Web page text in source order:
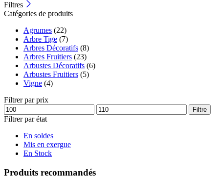
Filtres
Catégories de produits
Agrumes (22)
Arbre Tige (7)
Arbres Décoratifs (8)
Arbres Fruitiers (23)
Arbustes Décoratifs (6)
Arbustes Fruitiers (5)
Vigne (4)
Filtrer par prix
Filtre
Filtrer par état
En soldes
Mis en exergue
En Stock
Produits recommandés